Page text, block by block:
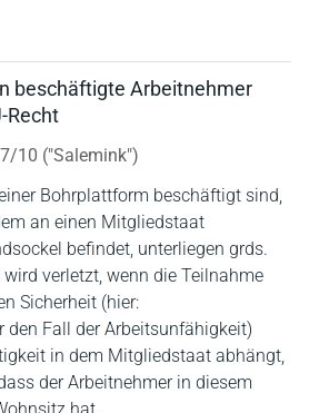
beschäftigte Arbeitnehmer
Recht
10 ("Salemink")
Bohrplattform beschäftigt sind,
an einen Mitgliedstaat
befindet, unterliegen grds.
wird verletzt, wenn die Teilnahme
Sicherheit (hier:
den Fall der Arbeitsunfähigkeit)
in dem Mitgliedstaat abhängt,
der Arbeitnehmer in diesem
hat.